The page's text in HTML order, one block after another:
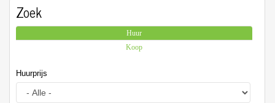
Zoek
Huur
Koop
Huurprijs